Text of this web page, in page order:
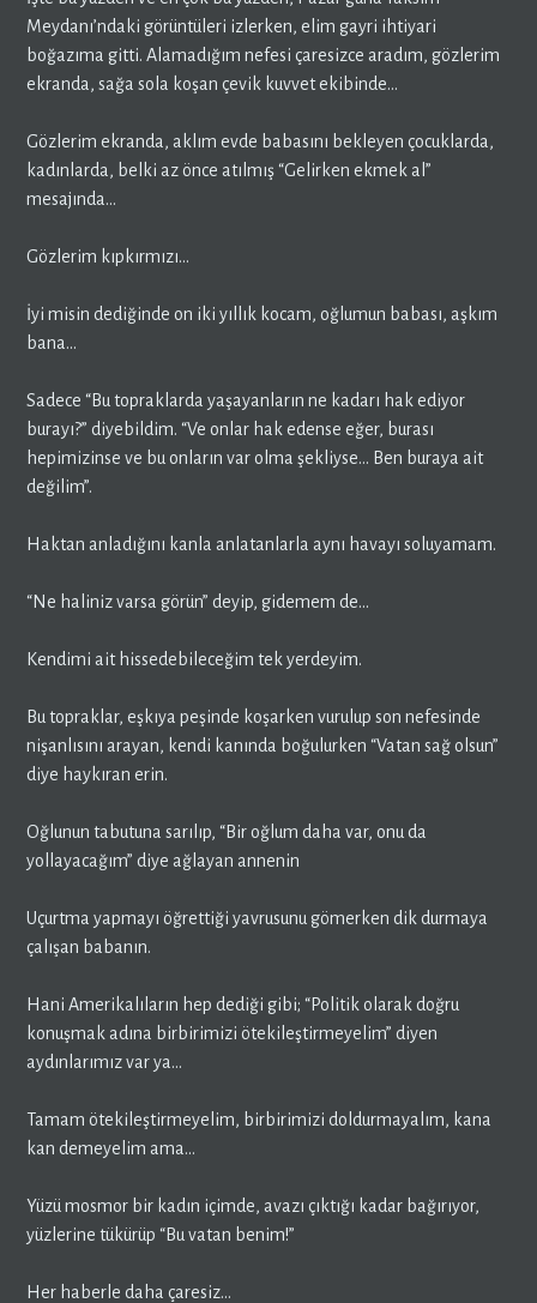
Meydanı’ndaki görüntüleri izlerken, elim gayri ihtiyari
boğazıma gitti. Alamadığım nefesi çaresizce aradım, gözlerim
ekranda, sağa sola koşan çevik kuvvet ekibinde…
Gözlerim ekranda, aklım evde babasını bekleyen çocuklarda,
kadınlarda, belki az önce atılmış “Gelirken ekmek al”
mesajında…
Gözlerim kıpkırmızı…
İyi misin dediğinde on iki yıllık kocam, oğlumun babası, aşkım
bana…
Sadece “Bu topraklarda yaşayanların ne kadarı hak ediyor
burayı?” diyebildim. “Ve onlar hak edense eğer, burası
hepimizinse ve bu onların var olma şekliyse… Ben buraya ait
değilim”.
Haktan anladığını kanla anlatanlarla aynı havayı soluyamam.
“Ne haliniz varsa görün” deyip, gidemem de…
Kendimi ait hissedebileceğim tek yerdeyim.
Bu topraklar, eşkıya peşinde koşarken vurulup son nefesinde
nişanlısını arayan, kendi kanında boğulurken “Vatan sağ olsun”
diye haykıran erin.
Oğlunun tabutuna sarılıp, “Bir oğlum daha var, onu da
yollayacağım” diye ağlayan annenin
Uçurtma yapmayı öğrettiği yavrusunu gömerken dik durmaya
çalışan babanın.
Hani Amerikalıların hep dediği gibi; “Politik olarak doğru
konuşmak adına birbirimizi ötekileştirmeyelim” diyen
aydınlarımız var ya…
Tamam ötekileştirmeyelim, birbirimizi doldurmayalım, kana
kan demeyelim ama…
Yüzü mosmor bir kadın içimde, avazı çıktığı kadar bağırıyor,
yüzlerine tükürüp “Bu vatan benim!”
Her haberle daha çaresiz…